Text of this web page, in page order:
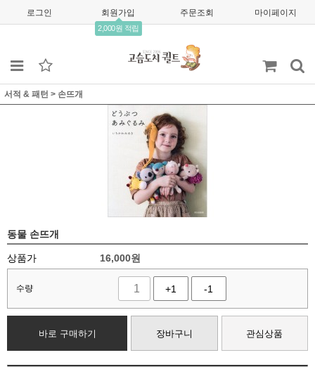
로그인 회원가입
2,000원 적립
주문조회 마이페이지
서적 & 패턴 > 손뜨개
동물 손뜨개
상품가 16,000원
수량 +1 -1
바로 구매하기 장바구니 관심상품